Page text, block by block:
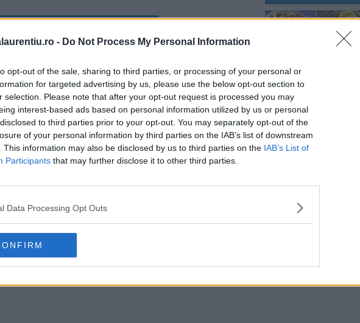
- Do Not Process My Personal Information
opt-out of the sale, sharing to third parties, or processing of your personal or
for targeted advertising by us, please use the below opt-out section to
selection. Please note that after your opt-out request is processed you may
interest-based ads based on personal information utilized by us or personal
to third parties prior to your opt-out. You may separately opt-out of the
of your personal information by third parties on the IAB’s list of downstream
This information may also be disclosed by us to third parties on the IAB’s List of
Participants that may further disclose it to other third parties.
Data Processing Opt Outs
20 de rețete de salate
de vară fără
prelucrare termică
06.08.2026
4 rețete de gogoșari de